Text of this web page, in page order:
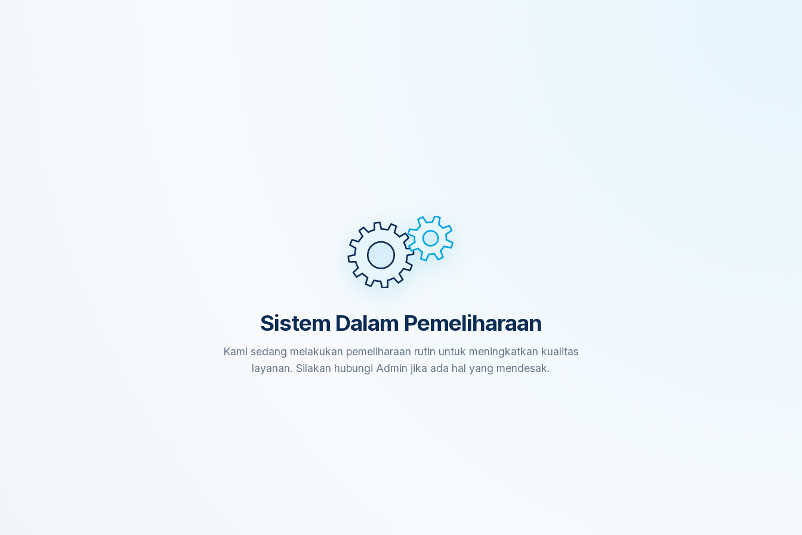
Sistem Dalam Pemeliharaan
Kami sedang melakukan pemeliharaan rutin untuk meningkatkan kualitas
layanan. Silakan hubungi Admin jika ada hal yang mendesak.